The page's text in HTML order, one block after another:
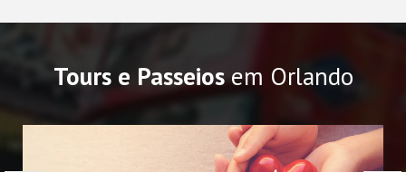
Tours e Passeiosem Orlando